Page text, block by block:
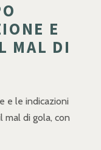
E
MAL DI
e le indicazioni
di gola, con